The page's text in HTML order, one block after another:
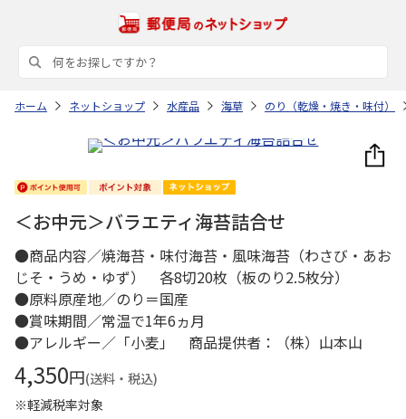
ホーム ネットショップ 水産品 海草 のり（乾燥・焼き・味付）
＜お中元＞バラエティ海苔詰合せ
●商品内容／焼海苔・味付海苔・風味海苔（わさび・あお
じそ・うめ・ゆず） 各8切20枚（板のり2.5枚分）
●原料原産地／のり＝国産
●賞味期間／常温で1年6ヵ月
●アレルギー／「小麦」 商品提供者：（株）山本山
4,350円(送料・税込)
※軽減税率対象